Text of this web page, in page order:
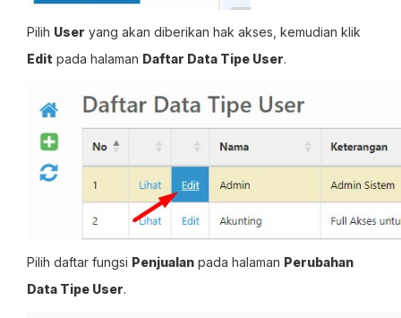
Pilih User yang akan diberikan hak akses, kemudian klik
Edit pada halaman Daftar Data Tipe User.
Pilih daftar fungsi Penjualan pada halaman Perubahan
Data Tipe User.